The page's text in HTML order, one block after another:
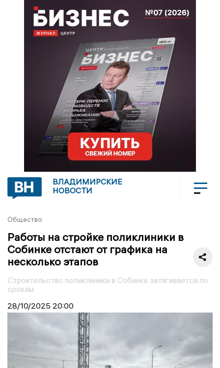
ВЛАДИМИРСКИЕ
НОВОСТИ
Общество
Работы на стройке поликлиники в
Собинке отстают от графика на
несколько этапов
Строительство поликлиники в Собинке затягивается по
срокам
28/10/2025 20:00